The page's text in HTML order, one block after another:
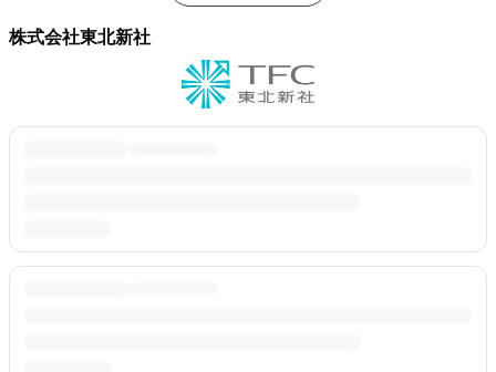
株式会社東北新社